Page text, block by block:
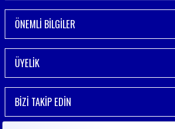
ÖNEMLİ BİLGİLER
ÜYELİK
BİZİ TAKİP EDİN